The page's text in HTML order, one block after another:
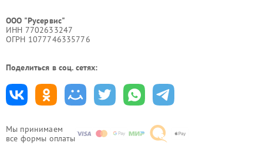
Мы принимаем
все формы оплаты
ООО "Русервис"
ИНН 7702633247
ОГРН 1077746335776
Поделиться в соц. сетях: